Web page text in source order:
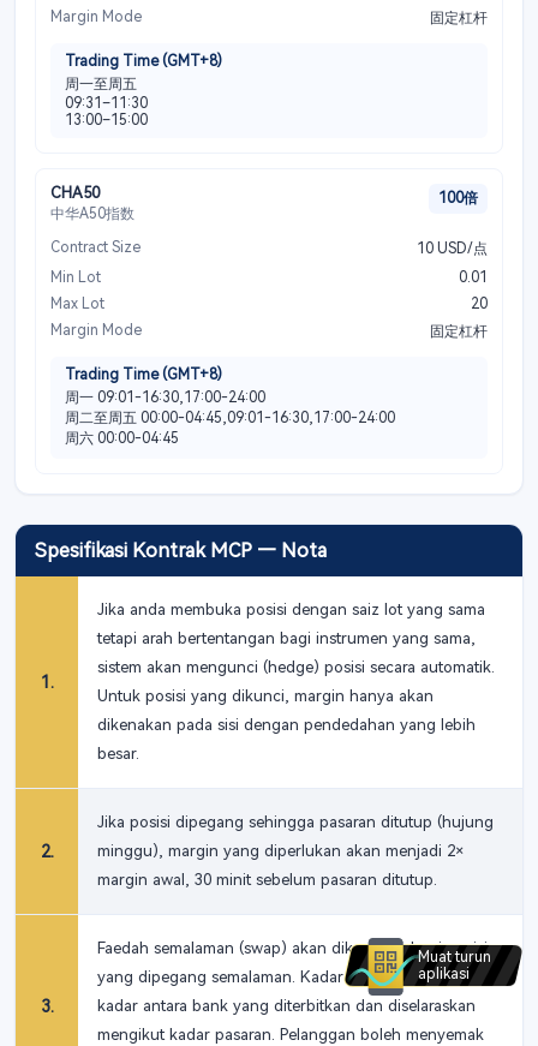
Margin Mode
固定杠杆
Trading Time (GMT+8)
周一至周五
09:31–11:30
13:00–15:00
CHA50
中华A50指数
100倍
Contract Size
10 USD/点
Min Lot
0.01
Max Lot
20
Margin Mode
固定杠杆
Trading Time (GMT+8)
周一 09:01-16:30,17:00-24:00
周二至周五 00:00-04:45,09:01-16:30,17:00-24:00
周六 00:00-04:45
Spesifikasi Kontrak MCP — Nota
1 .
Jika anda membuka posisi dengan saiz lot yang sama
tetapi arah bertentangan bagi instrumen yang sama,
sistem akan mengunci (hedge) posisi secara automatik.
Untuk posisi yang dikunci, margin hanya akan
dikenakan pada sisi dengan pendedahan yang lebih
besar.
2.
Jika posisi dipegang sehingga pasaran ditutup (hujung
minggu), margin yang diperlukan akan menjadi 2×
margin awal, 30 minit sebelum pasaran ditutup.
3.
Faedah semalaman (swap) akan dikenakan bagi posisi
yang dipegang semalaman. Kadar adalah berdasarkan
kadar antara bank yang diterbitkan dan diselaraskan
mengikut kadar pasaran. Pelanggan boleh menyemak
Muat turun
aplikasi